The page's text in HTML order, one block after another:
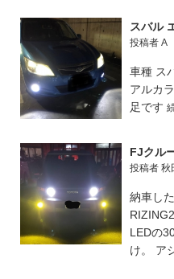
スバル
投稿者 A
車種 ス
アルカ
足です
FJクル
投稿者 秋
納車し
LEDの
け。 ア